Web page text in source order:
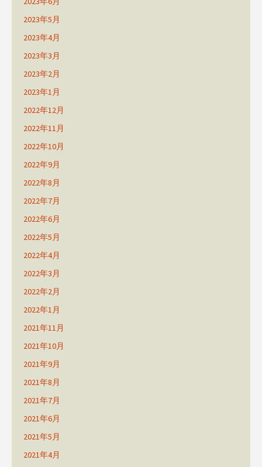
2023年5月
2023年4月
2023年3月
2023年2月
2023年1月
2022年12月
2022年11月
2022年10月
2022年9月
2022年8月
2022年7月
2022年6月
2022年5月
2022年4月
2022年3月
2022年2月
2022年1月
2021年11月
2021年10月
2021年9月
2021年8月
2021年7月
2021年6月
2021年5月
2021年4月